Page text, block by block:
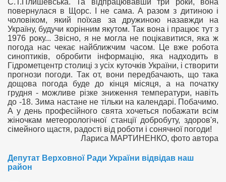
повернулася в Щорс. І не сама. А разом з дитиною і
чоловіком, який поїхав за дружиною назавжди на
Україну, будучи корінним якутом. Так вона і працює тут з
1976 року... Звісно, я не могла не поцікавитися, яка ж
погода нас чекає найближчим часом. Це вже робота
синоптиків, обробити інформацію, яка надходить в
Гідрометцентр столиці з усіх куточків України, і створити
прогнози погоди. Так от, вони передбачають, що така
дощова погода буде до кінця місяця, а на початку
грудня - можливе різке зниження температури, навіть
до -18. Зима настане не тільки на календарі. Побачимо.
А у день професійного свята хочеться побажати всім
жіночкам метеорологічної станції добробуту, здоров'я,
сімейного щастя, радості від роботи і сонячної погоди!
Лариса МАРТИНЕНКО, фото автора
Депутат Верховної Ради України відвідав наш
район